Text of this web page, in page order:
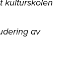
kulturskolen
av